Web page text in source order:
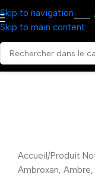
Skip to navigation
Skip to main content
Accueil Produit
Ambroxan,